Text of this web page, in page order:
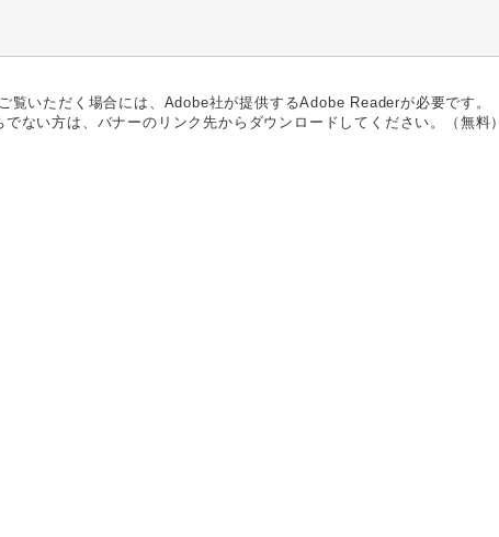
覧いただく場合には、Adobe社が提供するAdobe Readerが必要です。
ない方は、バナーのリンク先からダウンロードしてください。（無料）